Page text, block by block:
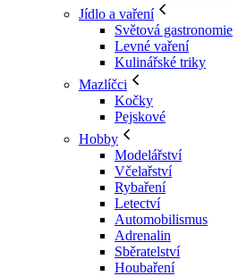
Jídlo a vaření
Světová gastronomie
Levné vaření
Kulinářské triky
Mazlíčci
Kočky
Pejskové
Hobby
Modelářství
Včelařství
Rybaření
Letectví
Automobilismus
Adrenalin
Sběratelství
Houbaření